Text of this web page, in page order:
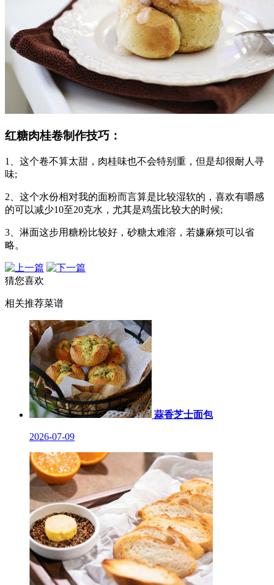
红糖肉桂卷制作技巧：
1、这个卷不算太甜，肉桂味也不会特别重，但是却很耐人寻
味;
2、这个水份相对我的面粉而言算是比较湿软的，喜欢有嚼感
的可以减少10至20克水，尤其是鸡蛋比较大的时候;
3、淋面这步用糖粉比较好，砂糖太难溶，若嫌麻烦可以省
略。
猜您喜欢
相关推荐菜谱
蒜香芝士面包
2026-07-09